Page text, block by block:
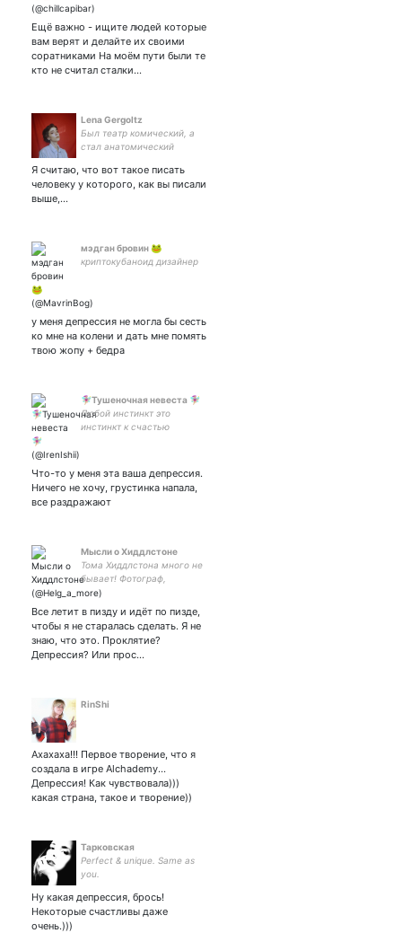
идущего к реке
Ещё важно - ищите людей которые
вам верят и делайте их своими
соратниками На моём пути были те
кто не считал сталки…
Lena Gergoltz
Был театр комический, а
стал анатомический
Я считаю, что вот такое писать
человеку у которого, как вы писали
выше,…
мэдган бровин 🐸
криптокубаноид дизайнер
у меня депрессия не могла бы сесть
ко мне на колени и дать мне помять
твою жопу + бедра
🧚🏼‍♀️Тушеночная невеста 🧚🏼‍♀️
Любой инстинкт это
инстинкт к счастью
Что-то у меня эта ваша депрессия.
Ничего не хочу, грустинка напала,
все раздражают
Мысли о Хиддлстоне
Тома Хиддлстона много не
бывает! Фотограф,
контентмейкер, в поиске ❤️
как жить эту жизнь❤️ На
вдохновение, на ☕ For a
cup of coffee PayPal @
1lovecoffee
Все летит в пизду и идёт по пизде,
чтобы я не старалась сделать. Я не
знаю, что это. Проклятие?
Депрессия? Или прос…
RinShi
Ахахаха!!! Первое творение, что я
создала в игре Alchademy...
Депрессия! Как чувствовала)))
какая страна, такое и творение))
Тарковская
Perfect & unique. Same as
you.
Ну какая депрессия, брось!
Некоторые счастливы даже
очень.)))